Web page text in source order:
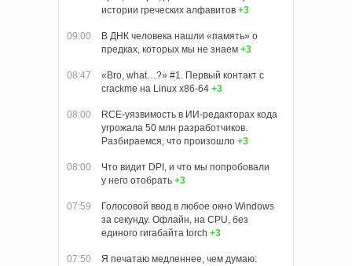
истории греческих алфавитов +3
09:00
В ДНК человека нашли «память» о
предках, которых мы не знаем +3
08:47
«Bro, what…?» #1. Первый контакт с
crackme на Linux x86-64 +3
08:00
RCE-уязвимость в ИИ-редакторах кода
угрожала 50 млн разработчиков.
Разбираемся, что произошло +3
08:00
Что видит DPI, и что мы попробовали
у него отобрать +3
07:59
Голосовой ввод в любое окно Windows
за секунду. Офлайн, на CPU, без
единого гигабайта torch +3
07:50
Я печатаю медленнее, чем думаю: